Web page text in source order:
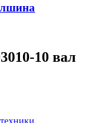
10 вал